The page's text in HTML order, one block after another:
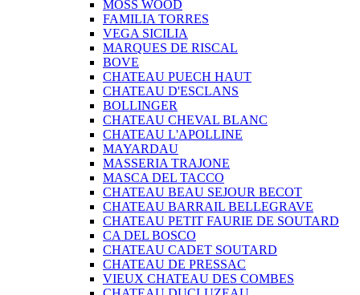
MOSS WOOD
FAMILIA TORRES
VEGA SICILIA
MARQUES DE RISCAL
BOVE
CHATEAU PUECH HAUT
CHATEAU D'ESCLANS
BOLLINGER
CHATEAU CHEVAL BLANC
CHATEAU L'APOLLINE
MAYARDAU
MASSERIA TRAJONE
MASCA DEL TACCO
CHATEAU BEAU SEJOUR BECOT
CHATEAU BARRAIL BELLEGRAVE
CHATEAU PETIT FAURIE DE SOUTARD
CA DEL BOSCO
CHATEAU CADET SOUTARD
CHATEAU DE PRESSAC
VIEUX CHATEAU DES COMBES